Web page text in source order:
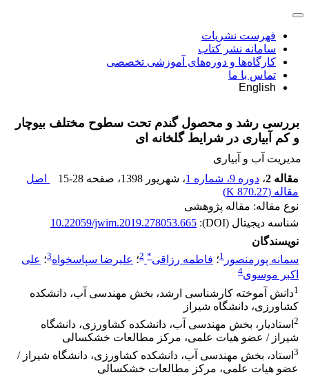
فهرست نشریات
سامانه نشر کتاب
کارگاه‌ها و دوره‌های آموزشی تخصصی
تماس با ما
English
بررسی رشد و محصول گندم تحت سطوح مختلف بیوچار
و کم آبیاری در شرایط گلخانه ای
مدیریت آب و آبیاری
مقاله 2
، دوره 9، شماره 1 ، شهریور 1398 ، صفحه 15-28
اصل
مقاله (870.27 K
)
نوع مقاله: مقاله پژوهشی
شناسه دیجیتال (DOI):
10.22059/jwim.2019.278053.665
نویسندگان
سمانه پورمنصور 1؛ فاطمه رزاقی*
2؛ علیرضا سپاسخواه3؛ علی
اکبر موسوی4
1دانش آموخته کارشناسی ارشد، بخش مهندسی آب، دانشکده
کشاورزی، دانشگاه شیراز
2 استادیار، بخش مهندسی آب، دانشکده کشاورزی، دانشگاه
شیراز / عضو هیات علمی، مرکز مطالعات خشکسالی
3 استاد، بخش مهندسی آب، دانشکده کشاورزی، دانشگاه شیراز /
عضو هیات علمی، مرکز مطالعات خشکسالی